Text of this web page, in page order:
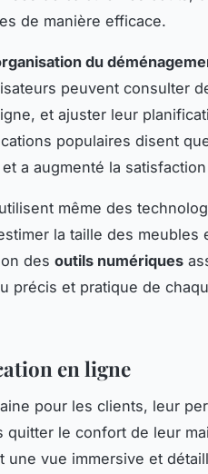
de manière efficace.
du
peuvent consulter
et ajuster leur
populaires disent
a augmenté la
même des
la taille des meubles
des outils numériques
précis et pratique de
en ligne
pour les clients, leur
quitter le confort de leur
une vue immersive et